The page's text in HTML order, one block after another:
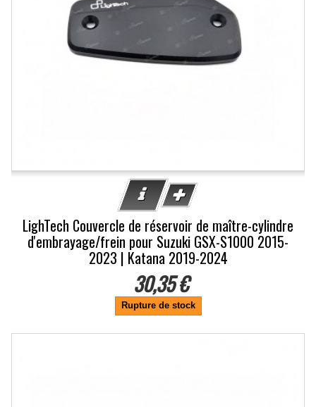
LighTech Couvercle de réservoir de maître-cylindre
d'embrayage/frein pour Suzuki GSX-S1000 2015-
2023 | Katana 2019-2024
30,35 €
Rupture de stock